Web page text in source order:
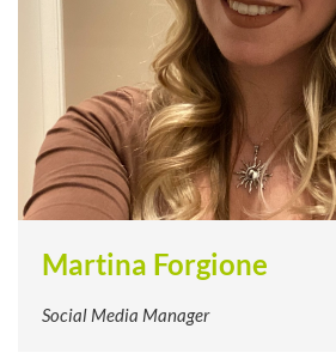
Martina Forgione
Social Media Manager